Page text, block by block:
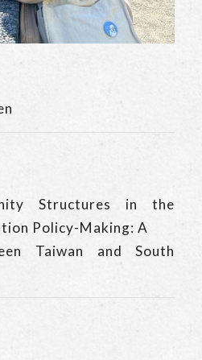
Structures in the
Policy-Making: A
Taiwan and South